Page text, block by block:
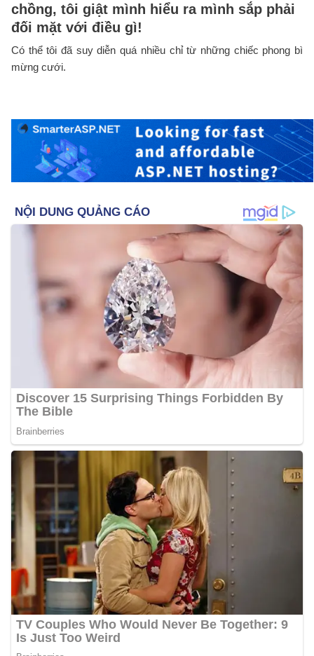
chồng, tôi giật mình hiểu ra mình sắp phải
đối mặt với điều gì!
Có thể tôi đã suy diễn quá nhiều chỉ từ những chiếc phong bì
mừng cưới.